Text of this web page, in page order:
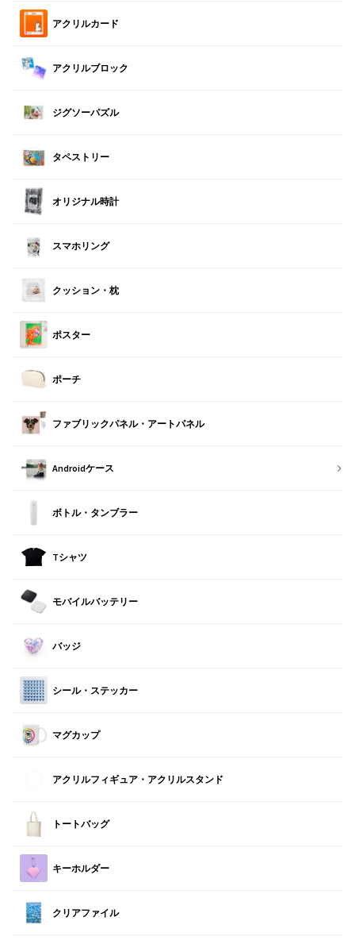
アクリルカード
アクリルブロック
ジグソーパズル
タペストリー
オリジナル時計
スマホリング
クッション・枕
ポスター
ポーチ
ファブリックパネル・アートパネル
Androidケース
ボトル・タンブラー
Tシャツ
モバイルバッテリー
バッジ
シール・ステッカー
マグカップ
アクリルフィギュア・アクリルスタンド
トートバッグ
キーホルダー
クリアファイル